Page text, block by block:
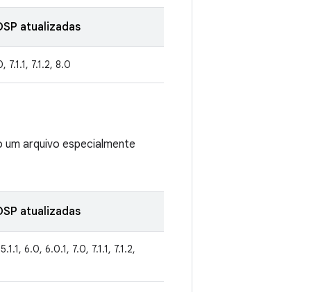
atualizadas
7.1.1, 7.1.2, 8.0
arquivo especialmente
atualizadas
6.0, 6.0.1, 7.0, 7.1.1, 7.1.2,